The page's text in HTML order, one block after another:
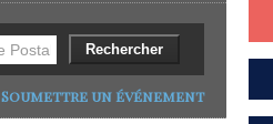
Soumettre un événement